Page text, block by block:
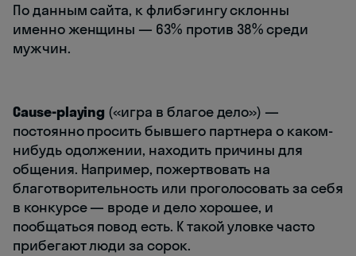
По данным сайта, к флибэгингу склонны
именно женщины — 63% против 38% среди
мужчин.
Cause-playing («игра в благое дело») —
постоянно просить бывшего партнера о каком-
нибудь одолжении, находить причины для
общения. Например, пожертвовать на
благотворительность или проголосовать за себя
в конкурсе — вроде и дело хорошее, и
пообщаться повод есть. К такой уловке часто
прибегают люди за сорок.